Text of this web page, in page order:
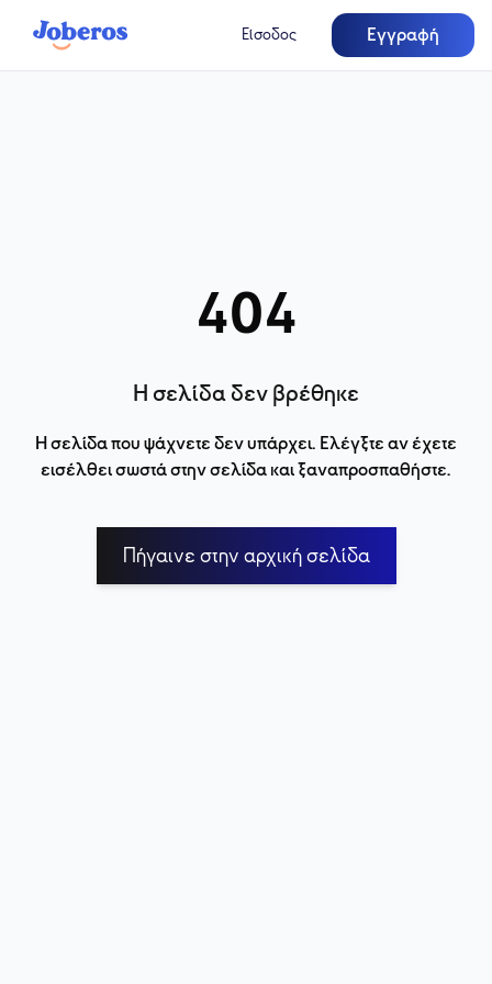
Είσοδος Εγγραφή
404
Η σελίδα δεν βρέθηκε
Η σελίδα που ψάχνετε δεν υπάρχει. Ελέγξτε αν έχετε
εισέλθει σωστά στην σελίδα και ξαναπροσπαθήστε.
Πήγαινε στην αρχική σελίδα